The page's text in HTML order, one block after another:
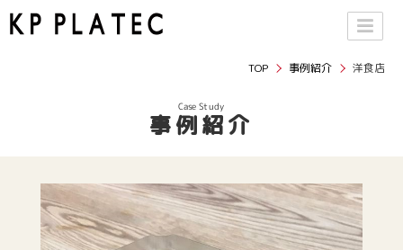
TOP 事例紹介 洋食店
Case Study
事例紹介